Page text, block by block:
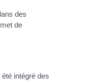
des
de
intégré des